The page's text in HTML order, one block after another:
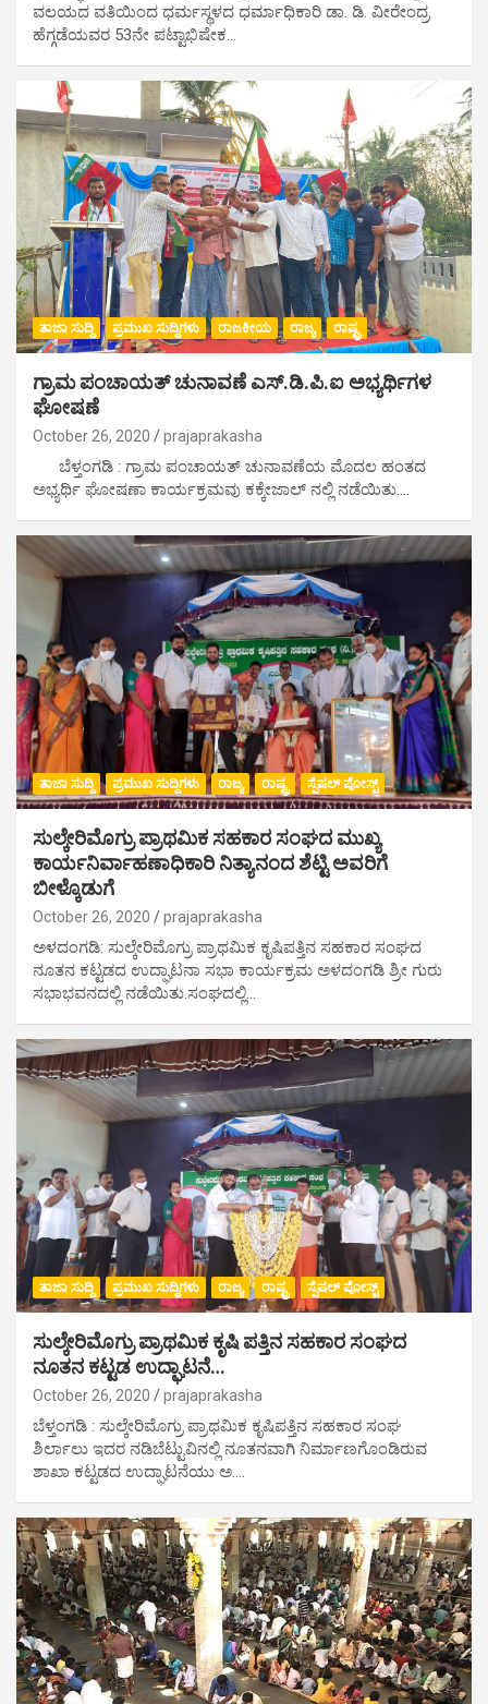
ವಲಯದ ವತಿಯಿಂದ ಧರ್ಮಸ್ಥಳದ ಧರ್ಮಾಧಿಕಾರಿ ಡಾ. ಡಿ. ವೀರೇಂದ್ರ
ಹೆಗ್ಗಡೆಯವರ 53ನೇ ಪಟ್ಟಾಭಿಷೇಕ…
ತಾಜಾ ಸುದ್ದಿ ಪ್ರಮುಖ ಸುದ್ದಿಗಳು ರಾಜಕೀಯ ರಾಜ್ಯ ರಾಷ್ಟ್ರ
ಗ್ರಾಮ ಪಂಚಾಯತ್ ಚುನಾವಣೆ ಎಸ್.ಡಿ.ಪಿ.ಐ ಅಭ್ಯರ್ಥಿಗಳ
ಘೋಷಣೆ
October 26, 2020 prajaprakasha
ಬೆಳ್ತಂಗಡಿ : ಗ್ರಾಮ ಪಂಚಾಯತ್ ಚುನಾವಣೆಯ ಮೊದಲ ಹಂತದ
ಅಭ್ಯರ್ಥಿ ಘೋಷಣಾ ಕಾರ್ಯಕ್ರಮವು ಕಕ್ಕೇಜಾಲ್ ನಲ್ಲಿ ನಡೆಯಿತು.…
ತಾಜಾ ಸುದ್ದಿ ಪ್ರಮುಖ ಸುದ್ದಿಗಳು ರಾಜ್ಯ ರಾಷ್ಟ್ರ ಸ್ಪೆಷಲ್ ಪೋಸ್ಟ್
ಸುಲ್ಕೇರಿಮೊಗ್ರು ಪ್ರಾಥಮಿಕ ಸಹಕಾರ ಸಂಘದ ಮುಖ್ಯ
ಕಾರ್ಯನಿರ್ವಾಹಣಾಧಿಕಾರಿ ನಿತ್ಯಾನಂದ ಶೆಟ್ಟಿ ಅವರಿಗೆ
ಬೀಳ್ಕೊಡುಗೆ
October 26, 2020 prajaprakasha
ಅಳದಂಗಡಿ: ಸುಲ್ಕೇರಿಮೊಗ್ರು ಪ್ರಾಥಮಿಕ ಕೃಷಿಪತ್ತಿನ ಸಹಕಾರ ಸಂಘದ
ನೂತನ ಕಟ್ಟಡದ ಉದ್ಘಾಟನಾ ಸಭಾ ಕಾರ್ಯಕ್ರಮ ಅಳದಂಗಡಿ ಶ್ರೀ ಗುರು
ಸಭಾಭವನದಲ್ಲಿ ನಡೆಯಿತು.ಸಂಘದಲ್ಲಿ…
ತಾಜಾ ಸುದ್ದಿ ಪ್ರಮುಖ ಸುದ್ದಿಗಳು ರಾಜ್ಯ ರಾಷ್ಟ್ರ ಸ್ಪೆಷಲ್ ಪೋಸ್ಟ್
ಸುಲ್ಕೇರಿಮೊಗ್ರು ಪ್ರಾಥಮಿಕ ಕೃಷಿ ಪತ್ತಿನ ಸಹಕಾರ ಸಂಘದ
ನೂತನ ಕಟ್ಟಡ ಉದ್ಘಾಟನೆ…
October 26, 2020 prajaprakasha
ಬೆಳ್ತಂಗಡಿ : ಸುಲ್ಕೇರಿಮೊಗ್ರು ಪ್ರಾಥಮಿಕ ಕೃಷಿಪತ್ತಿನ ಸಹಕಾರ ಸಂಘ
ಶಿರ್ಲಾಲು ಇದರ ನಡಿಬೆಟ್ಟುವಿನಲ್ಲಿ ನೂತನವಾಗಿ ನಿರ್ಮಾಣಗೊಂಡಿರುವ
ಶಾಖಾ ಕಟ್ಟಡದ ಉದ್ಘಾಟನೆಯು ಅ.…